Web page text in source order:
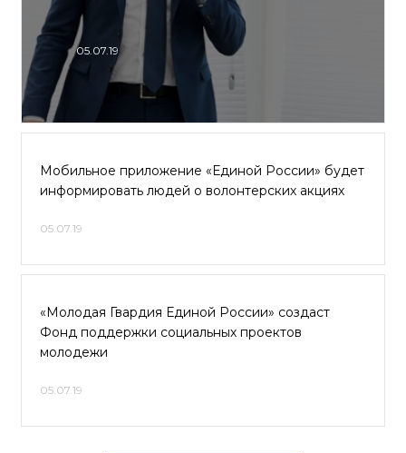
05.07.19
Мобильное приложение «Единой России» будет
информировать людей о волонтерских акциях
05.07.19
«Молодая Гвардия Единой России» создаст
Фонд поддержки социальных проектов
молодежи
05.07.19